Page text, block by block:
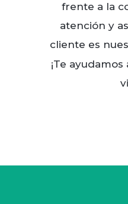
frente a la
atención y
cliente es
¡Te ayudamos